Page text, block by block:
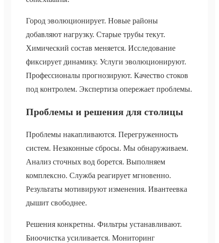
Город эволюционирует. Новые районы
добавляют нагрузку. Старые трубы текут.
Химический состав меняется. Исследование
фиксирует динамику. Услуги эволюционируют.
Профессионалы прогнозируют. Качество стоков
под контролем. Экспертиза опережает проблемы.
Проблемы и решения для столицы
Проблемы накапливаются. Перегруженность
систем. Незаконные сбросы. Мы обнаруживаем.
Анализ сточных вод борется. Выполняем
комплексно. Служба реагирует мгновенно.
Результаты мотивируют изменения. Ивантеевка
дышит свободнее.
Решения конкретны. Фильтры устанавливают.
Биоочистка усиливается. Мониторинг